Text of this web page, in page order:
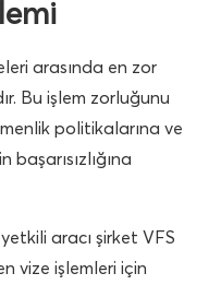
arasında en zor
Bu işlem zorluğunu
politikalarına ve
aracı şirket VFS
vize işlemleri için